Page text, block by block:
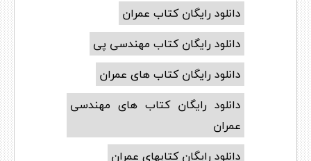
دانلود رایگان کتاب عمران
دانلود رایگان کتاب مهندسی پی
دانلود رایگان کتاب های عمران
دانلود رایگان کتاب های مهندسی
عمران
دانلود رایگان کتابهای عمران